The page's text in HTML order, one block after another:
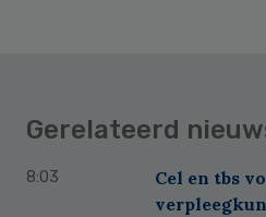
Gerelateerd
8:03
Cel en tbs